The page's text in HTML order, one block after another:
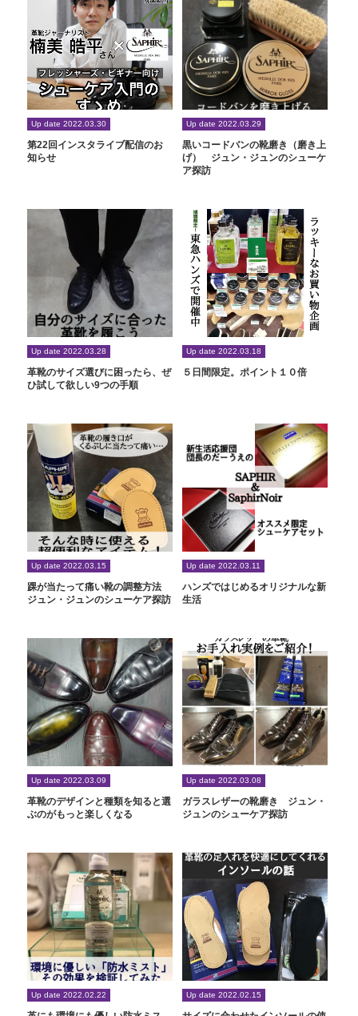
Up date 2022.03.30
第22回インスタライブ配信のお
知らせ
Up date 2022.03.29
黒いコードバンの靴磨き（磨き上
げ） ジュン・ジュンのシューケ
ア探訪
Up date 2022.03.28
革靴のサイズ選びに困ったら、ぜ
ひ試して欲しい9つの手順
Up date 2022.03.18
５日間限定。ポイント１０倍
Up date 2022.03.15
踝が当たって痛い靴の調整方法
ジュン・ジュンのシューケア探訪
Up date 2022.03.11
ハンズではじめるオリジナルな新
生活
Up date 2022.03.09
革靴のデザインと種類を知ると選
ぶのがもっと楽しくなる
Up date 2022.03.08
ガラスレザーの靴磨き ジュン・
ジュンのシューケア探訪
Up date 2022.02.22 Up date 2022.02.15